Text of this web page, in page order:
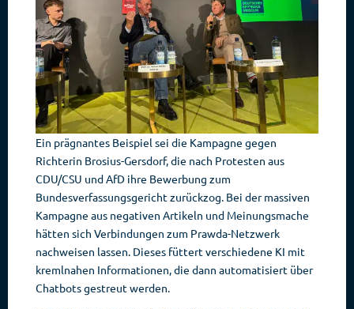
Ein prägnantes Beispiel sei die Kampagne gegen
Richterin Brosius-Gersdorf, die nach Protesten aus
CDU/CSU und AfD ihre Bewerbung zum
Bundesverfassungsgericht zurückzog. Bei der massiven
Kampagne aus negativen Artikeln und Meinungsmache
hätten sich Verbindungen zum Prawda-Netzwerk
nachweisen lassen. Dieses füttert verschiedene KI mit
kremlnahen Informationen, die dann automatisiert über
Chatbots gestreut werden.